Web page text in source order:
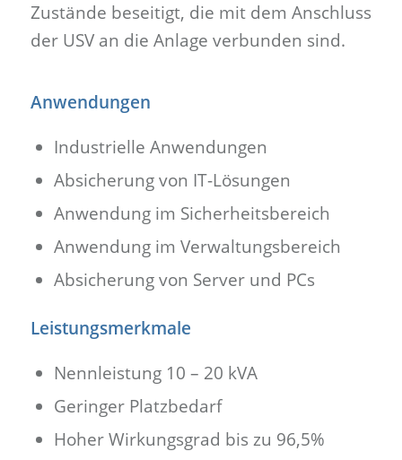
Zustände beseitigt, die mit dem Anschluss
der USV an die Anlage verbunden sind.
Anwendungen
Industrielle Anwendungen
Absicherung von IT-Lösungen
Anwendung im Sicherheitsbereich
Anwendung im Verwaltungsbereich
Absicherung von Server und PCs
Leistungsmerkmale
Nennleistung 10 – 20 kVA
Geringer Platzbedarf
Hoher Wirkungsgrad bis zu 96,5%